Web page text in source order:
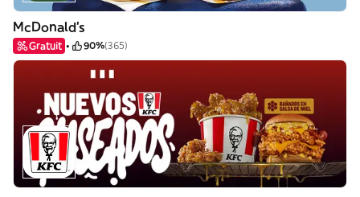
McDonald's
Gratuit 90%(365)